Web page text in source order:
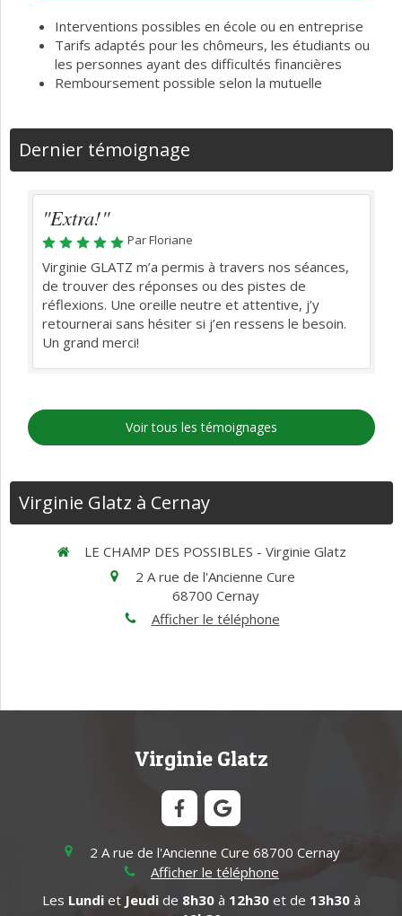
Interventions possibles en école ou en entreprise
Tarifs adaptés pour les chômeurs, les étudiants ou
les personnes ayant des difficultés financières
Remboursement possible selon la mutuelle
Dernier témoignage
"Extra!"
Par Floriane
Virginie GLATZ m’a permis à travers nos séances,
de trouver des réponses ou des pistes de
réflexions. Une oreille neutre et attentive, j’y
retournerai sans hésiter si j’en ressens le besoin.
Un grand merci!
Voir tous les témoignages
Virginie Glatz à Cernay
LE CHAMP DES POSSIBLES - Virginie Glatz
2 A rue de l'Ancienne Cure
68700 Cernay
Afficher le téléphone
Virginie Glatz
2 A rue de l'Ancienne Cure 68700 Cernay
Afficher le téléphone
Les Lundiet Jeudide 8h30à 12h30et de 13h30à